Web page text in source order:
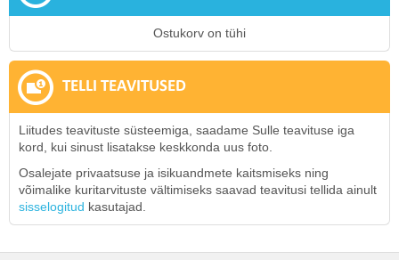
Ostukorv on tühi
TELLI TEAVITUSED
Liitudes teavituste süsteemiga, saadame Sulle teavituse iga
kord, kui sinust lisatakse keskkonda uus foto.
Osalejate privaatsuse ja isikuandmete kaitsmiseks ning
võimalike kuritarvituste vältimiseks saavad teavitusi tellida ainult
sisselogitud kasutajad.